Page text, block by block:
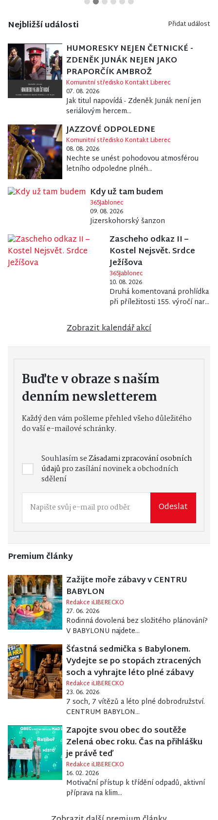
Nejbližší události Přidat událost
HUMORESKY NEJEN ČETNICKÉ -
ZDENĚK JUNÁK NEJEN JAKO
PRAPORČÍK AMBROŽ
Komunitní středisko Kontakt Liberec
07. 08. 2026
Jak titul napovídá - Zdeněk Junák není jen
seriálovým hercem...
JAZZOVÉ ODPOLEDNE
Komunitní středisko Kontakt Liberec
08. 08. 2026
Nechte se unést pohodovou atmosférou
letního odpoledne plnéh...
Kdy už tam budem
365Jablonec
09. 08. 2026
Jizerskohorský šanzon
Zascheho odkaz II –
Kostel Nejsvět. Srdce
Ježíšova
365Jablonec
10. 08. 2026
Druhá komentovaná prohlídka
při příležitosti 155. výročí nar...
Zobrazit kalendář akcí
Buďte v obraze s naším
denním newsletterem
Každý den vám pošleme přehled všeho důležitého
do vaší e-mailové schránky.
Souhlasím seZásadami zpracování osobních
údajůpro zasílání novinek a obchodních
sdělení
Odeslat
Premium články
Zažijte moře zábavy v CENTRU
BABYLON
Redakce iLIBERECKO
27. 06. 2026
Rodinná dovolená bez složitého plánování?
V BABYLONU najdete...
Šťastná sedmička s Babylonem.
Vydejte se po stopách ztracených
soch a vyhrajte léto plné zábavy
Redakce iLIBERECKO
23. 06. 2026
7 soch, 7 vítězů a léto plné dobrodružství.
CENTRUM BABYLON...
Zapojte svou obec do soutěže
Zelená obec roku. Čas na přihlášku
je právě teď
Redakce iLIBERECKO
16. 02. 2026
Motivační přístup k třídění odpadů, aktivní
příprava na klim...